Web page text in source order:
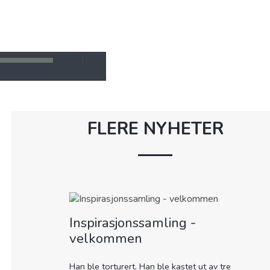
FLERE NYHETER
Inspirasjonssamling -
velkommen
Han ble torturert. Han ble kastet ut av tre